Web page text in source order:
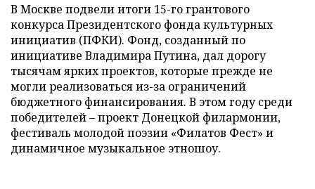
В Москве подвели итоги 15-го грантового
конкурса Президентского фонда культурных
инициатив (ПФКИ). Фонд, созданный по
инициативе Владимира Путина, дал дорогу
тысячам ярких проектов, которые прежде не
могли реализоваться из-за ограничений
бюджетного финансирования. В этом году среди
победителей – проект Донецкой филармонии,
фестиваль молодой поэзии «Филатов Фест» и
динамичное музыкальное этношоу.